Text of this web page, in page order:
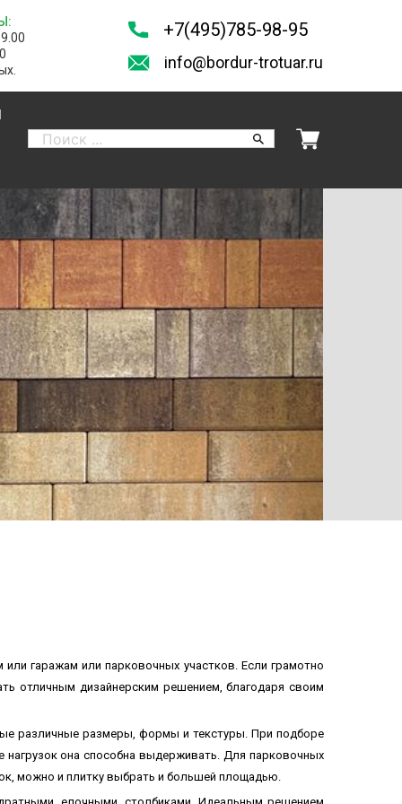
+7(495)785-98-95
info@bordur-trotuar.ru
гаражам или парковочных участков. Если грамотно
отличным дизайнерским решением, благодаря своим
различные размеры, формы и текстуры. При подборе
она способна выдерживать. Для парковочных
можно и плитку выбрать и большей площадью.